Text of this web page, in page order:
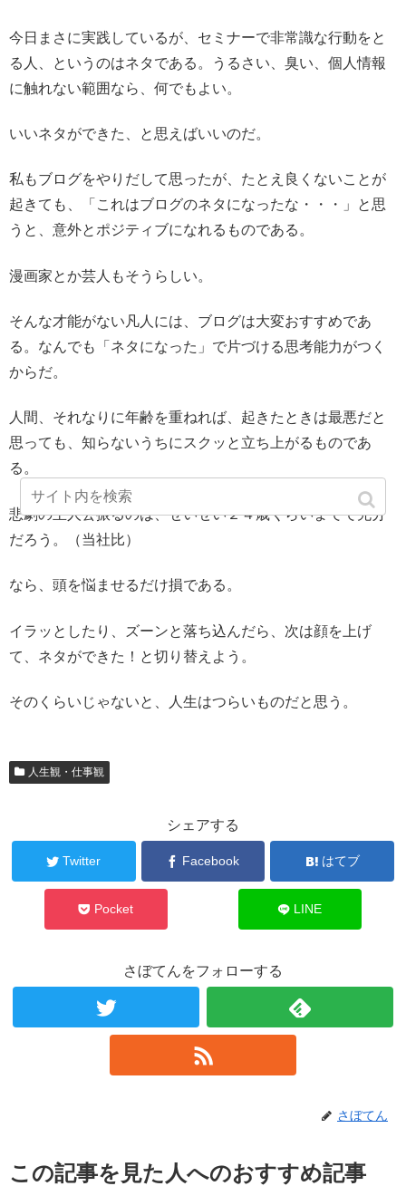
今日まさに実践しているが、セミナーで非常識な行動をと
る人、というのはネタである。うるさい、臭い、個人情報
に触れない範囲なら、何でもよい。
いいネタができた、と思えばいいのだ。
私もブログをやりだして思ったが、たとえ良くないことが
起きても、「これはブログのネタになったな・・・」と思
うと、意外とポジティブになれるものである。
漫画家とか芸人もそうらしい。
そんな才能がない凡人には、ブログは大変おすすめであ
る。なんでも「ネタになった」で片づける思考能力がつく
からだ。
人間、それなりに年齢を重ねれば、起きたときは最悪だと
思っても、知らないうちにスクッと立ち上がるものであ
る。
悲劇の主人公振るのは、せいぜい２４歳くらいまでで充分
だろう。（当社比）
なら、頭を悩ませるだけ損である。
イラッとしたり、ズーンと落ち込んだら、次は顔を上げ
て、ネタができた！と切り替えよう。
そのくらいじゃないと、人生はつらいものだと思う。
人生観・仕事観
シェアする
Twitter Facebook はてブ
Pocket LINE
さぼてんをフォローする
さぼてん
この記事を見た人へのおすすめ記事